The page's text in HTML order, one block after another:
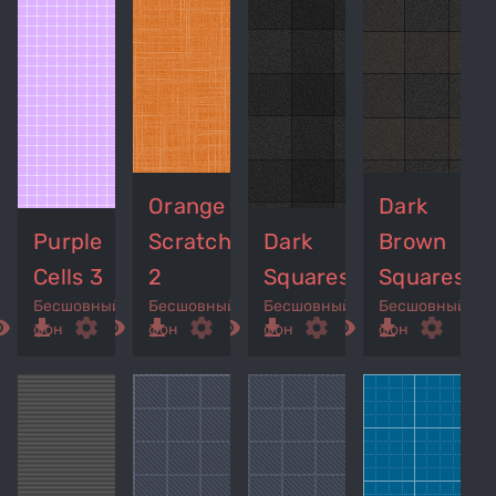
Purple
Cells 3
Бесшовный
фон
get_app settings
Orange
Scratches
2
Бесшовный
фон
remove_red_eye get_app settings
Dark
Squares
Бесшовный
фон
remove_red_eye get_app settings
Dark
Brown
Squares
Бесшовный
фон
remove_red_eye get_app settings